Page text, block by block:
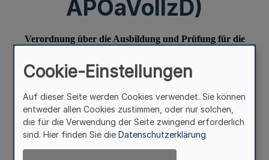
APOaVollzD)
Cookie-Einstellungen
Auf dieser Seite werden Cookies verwendet. Sie können
entweder allen Cookies zustimmen, oder nur solchen,
die für die Verwendung der Seite zwingend erforderlich
sind. Hier finden Sie die Datenschutzerklärung